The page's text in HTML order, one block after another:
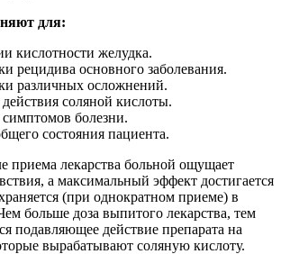
для:
кислотности желудка.
рецидива основного заболевания.
различных осложнений.
соляной кислоты.
болезни.
состояния пациента.
приема лекарства больной ощущает
а максимальный эффект достигается
(при однократном приеме) в
больше доза выпитого лекарства, тем
подавляющее действие препарата на
вырабатывают соляную кислоту.